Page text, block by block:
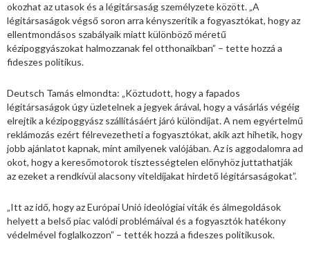
okozhat az utasok és a légitársaság személyzete között. „A
légitársaságok végső soron arra kényszerítik a fogyasztókat, hogy az
ellentmondásos szabályaik miatt különböző méretű
kézipoggyászokat halmozzanak fel otthonaikban” – tette hozzá a
fideszes politikus.
Deutsch Tamás elmondta: „Köztudott, hogy a fapados
légitársaságok úgy üzletelnek a jegyek árával, hogy a vásárlás végéig
elrejtik a kézipoggyász szállításáért járó különdíjat. A nem egyértelmű
reklámozás ezért félrevezetheti a fogyasztókat, akik azt hihetik, hogy
jobb ajánlatot kapnak, mint amilyenek valójában. Az is aggodalomra ad
okot, hogy a keresőmotorok tisztességtelen előnyhöz juttathatják
az ezeket a rendkívül alacsony viteldíjakat hirdető légitársaságokat”.
„Itt az idő, hogy az Európai Unió ideológiai viták és álmegoldások
helyett a belső piac valódi problémáival és a fogyasztók hatékony
védelmével foglalkozzon” – tették hozzá a fideszes politikusok.